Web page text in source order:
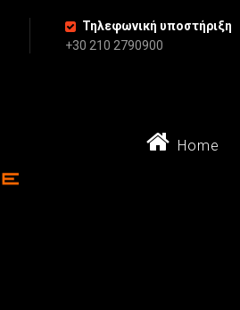
Τηλεφωνική υποστήριξη
+30 210 2790900
Home